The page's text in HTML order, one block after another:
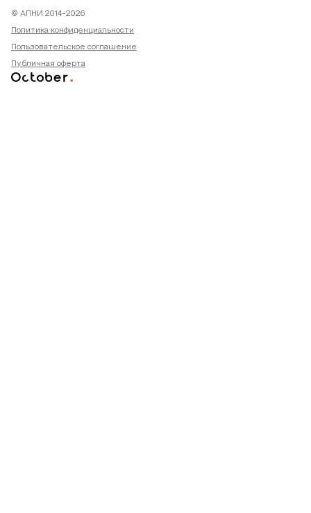
© АПНИ 2014-2026
Политика конфиденциальности
Пользовательское соглашение
Публичная оферта